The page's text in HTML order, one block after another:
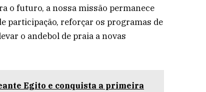
o futuro, a nossa missão permanece
participação, reforçar os programas de
o andebol de praia a novas
Egito e conquista a primeira